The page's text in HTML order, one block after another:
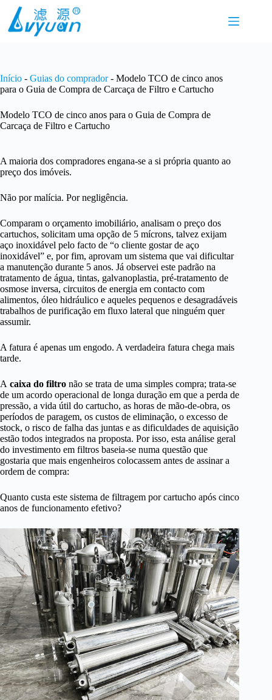
Pular
para
conteúdo
Início - Guias do comprador- Modelo TCO de cinco anos
para o Guia de Compra de Carcaça de Filtro e Cartucho
Modelo TCO de cinco anos para o Guia de Compra de
Carcaça de Filtro e Cartucho
A maioria dos compradores engana-se a si própria quanto ao
preço dos imóveis.
Não por malícia. Por negligência.
Comparam o orçamento imobiliário, analisam o preço dos
cartuchos, solicitam uma opção de 5 mícrons, talvez exijam
aço inoxidável pelo facto de “o cliente gostar de aço
inoxidável” e, por fim, aprovam um sistema que vai dificultar
a manutenção durante 5 anos. Já observei este padrão na
tratamento de água, tintas, galvanoplastia, pré-tratamento de
osmose inversa, circuitos de energia em contacto com
alimentos, óleo hidráulico e aqueles pequenos e desagradáveis
trabalhos de purificação em fluxo lateral que ninguém quer
assumir.
A fatura é apenas um engodo. A verdadeira fatura chega mais
tarde.
A caixa do filtro não se trata de uma simples compra; trata-se
de um acordo operacional de longa duração em que a perda de
pressão, a vida útil do cartucho, as horas de mão-de-obra, os
períodos de paragem, os custos de eliminação, o excesso de
stock, o risco de falha das juntas e as dificuldades de aquisição
estão todos integrados na proposta. Por isso, esta análise geral
do investimento em filtros baseia-se numa questão que
gostaria que mais engenheiros colocassem antes de assinar a
ordem de compra:
Quanto custa este sistema de filtragem por cartucho após cinco
anos de funcionamento efetivo?